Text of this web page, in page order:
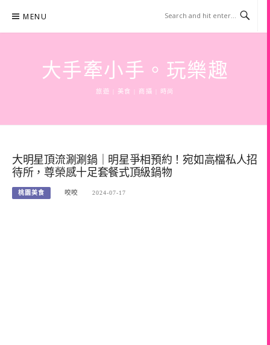
content
MENU
大手牽小手。玩樂趣
旅遊 | 美食 | 商攝 | 時尚
大明星頂流涮涮鍋｜明星爭相預約！宛如高檔私人招
待所，尊榮感十足套餐式頂級鍋物
桃園美食 咬咬 2024-07-17